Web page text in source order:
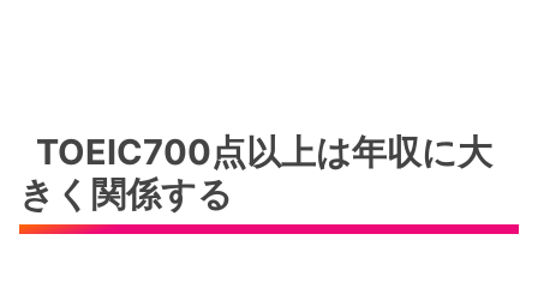
TOEIC700点以上は年収に大
きく関係する